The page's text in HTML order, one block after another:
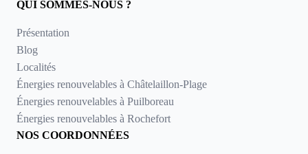
QUI SOMMES-NOUS ?
Présentation
Blog
Localités
Énergies renouvelables à Châtelaillon-Plage
Énergies renouvelables à Puilboreau
Énergies renouvelables à Rochefort
NOS COORDONNÉES